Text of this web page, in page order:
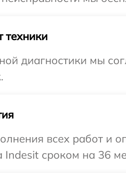
техники
диагностики мы
всех работ и
Indesit сроком на 36